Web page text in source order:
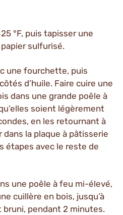
°F, puis tapisser une
sulfurisé.
une fourchette, puis
d’huile. Faire cuire une
dans une grande poêle à
soient légèrement
en les retournant à
la plaque à pâtisserie
étapes avec le reste de
une poêle à feu mi-élevé,
cuillère en bois, jusqu’à
bruni, pendant 2 minutes.